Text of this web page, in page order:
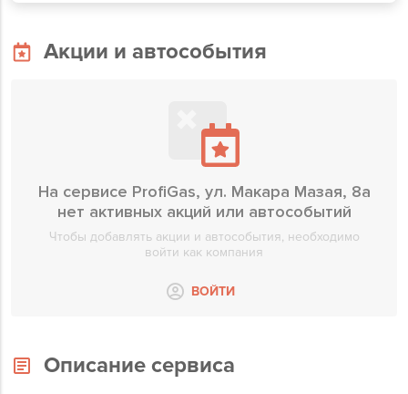
Акции и автособытия
На сервисе ProfiGas, ул. Макара Мазая, 8а
нет активных акций или автособытий
Чтобы добавлять акции и автособытия, необходимо
войти как компания
ВОЙТИ
Описание сервиса